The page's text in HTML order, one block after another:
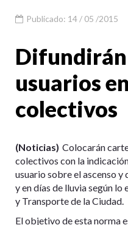
Publicado: 14 / 05 /2015
Difundirán
usuarios
colectivos
(Noticias) Colocarán
colectivos con la
usuario sobre el ascenso y
y en días de lluvia según
y Transporte de la Ciudad.
El objetivo de esta norma